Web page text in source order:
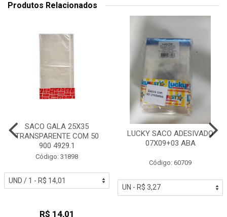
Produtos Relacionados
SACO GALA 25X35
TRANSPARENTE COM 50
900 4929.1
Código: 31898
R$ 14,01
LUCKY SACO ADESIVADO
07X09+03 ABA
Código: 60709